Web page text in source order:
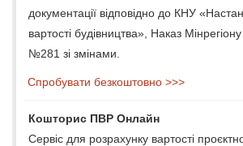
документації відповідно до КНУ
вартості будівництва», Наказ
№281 зі змінами.
Спробувати безкоштовно >>>
Кошторис ПВР Онлайн
Сервіс для розрахунку вартості